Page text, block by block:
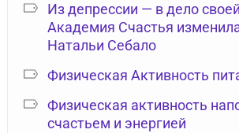
Из депрессии — в дело
Академия Счастья
Натальи Себало
Физическая Активность
Физическая активность
счастьем и энергией